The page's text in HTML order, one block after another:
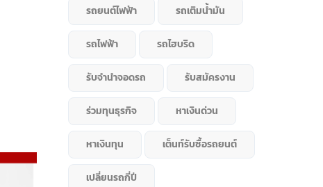
รถยนต์ไฟฟ้า รถเติมน้ำมัน
รถไฟฟ้า รถไฮบริด
รับจำนำจอดรถ รับสมัครงาน
ร่วมทุนธุรกิจ หาเงินด่วน
หาเงินทุน เต็นท์รับซื้อรถยนต์
เปลี่ยนรถกี่ปี